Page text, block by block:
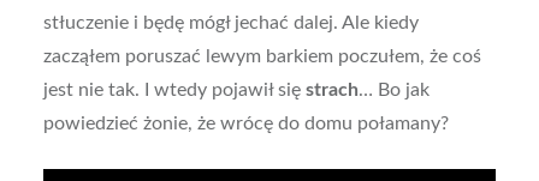
stłuczenie i będę mógł jechać dalej. Ale kiedy
zacząłem poruszać lewym barkiem poczułem, że coś
jest nie tak. I wtedy pojawił się strach… Bo jak
powiedzieć żonie, że wrócę do domu połamany?